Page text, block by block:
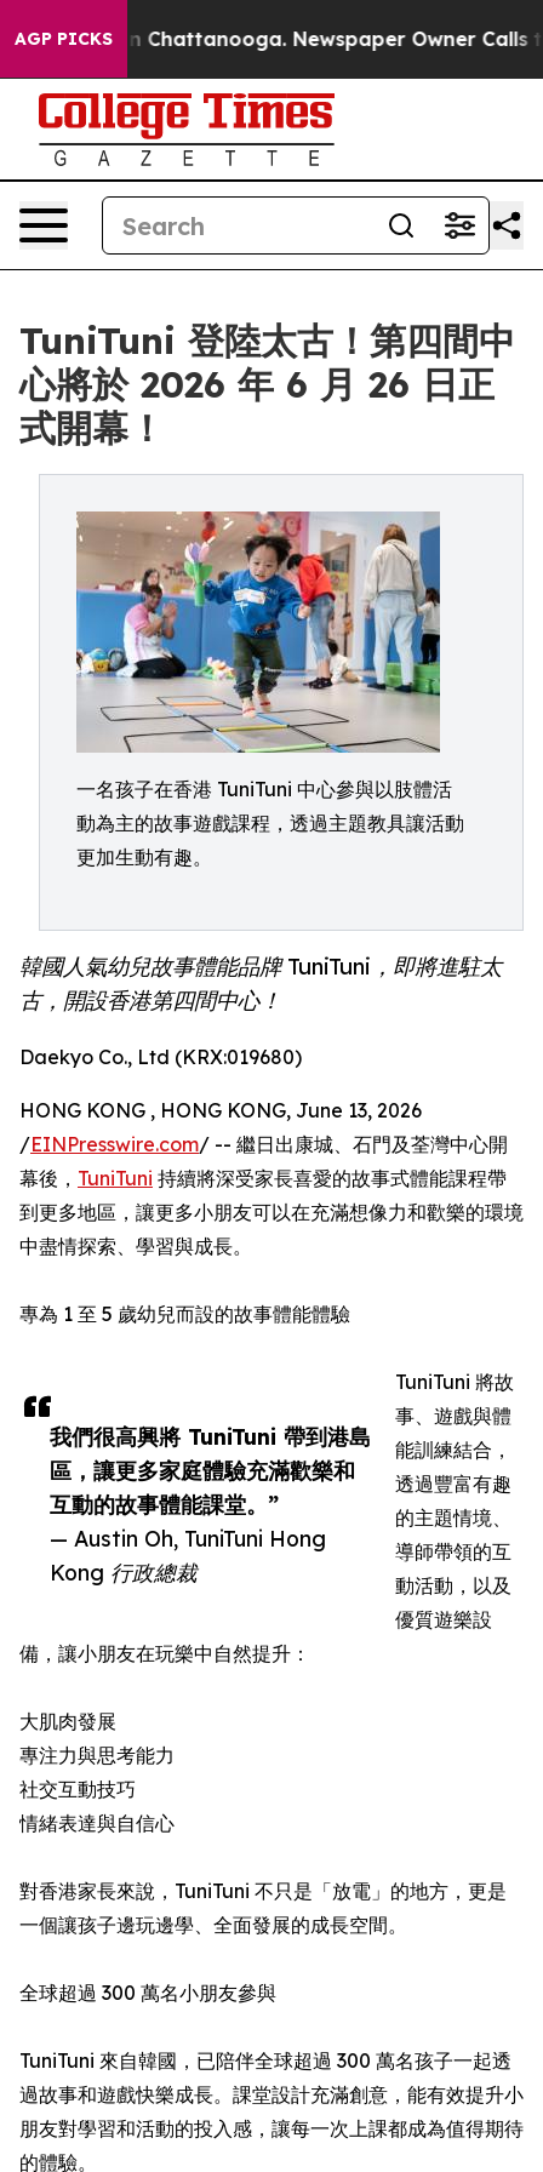
AGP PICKS
Chaos in Chattanooga. Newspaper Owner Calls the
TuniTuni 登陸太古！第四間中
心將於 2026 年 6 月 26 日正
式開幕！
一名孩子在香港 TuniTuni 中心參與以肢體活
動為主的故事遊戲課程，透過主題教具讓活動
更加生動有趣。
韓國人氣幼兒故事體能品牌 TuniTuni，即將進駐太
古，開設香港第四間中心！
Daekyo Co., Ltd (KRX:019680)
我們很高興將 TuniTuni 帶到港島
區，讓更多家庭體驗充滿歡樂和
互動的故事體能課堂。”
— Austin Oh, TuniTuni Hong
Kong 行政總裁
HONG KONG , HONG KONG, June 13, 2026
/EINPresswire.com/ -- 繼日出康城、石門及荃灣中心開
幕後， TuniTuni 持續將深受家長喜愛的故事式體能課程帶
到更多地區，讓更多小朋友可以在充滿想像力和歡樂的環境
中盡情探索、學習與成長。
專為 1 至 5 歲幼兒而設的故事體能體驗
TuniTuni 將故
事、遊戲與體
能訓練結合，
透過豐富有趣
的主題情境、
導師帶領的互
動活動，以及
優質遊樂設
備，讓小朋友在玩樂中自然提升：
大肌肉發展
專注力與思考能力
社交互動技巧
情緒表達與自信心
對香港家長來說，TuniTuni 不只是「放電」的地方，更是
一個讓孩子邊玩邊學、全面發展的成長空間。
全球超過 300 萬名小朋友參與
TuniTuni 來自韓國，已陪伴全球超過 300 萬名孩子一起透
過故事和遊戲快樂成長。課堂設計充滿創意，能有效提升小
朋友對學習和活動的投入感，讓每一次上課都成為值得期待
的體驗。